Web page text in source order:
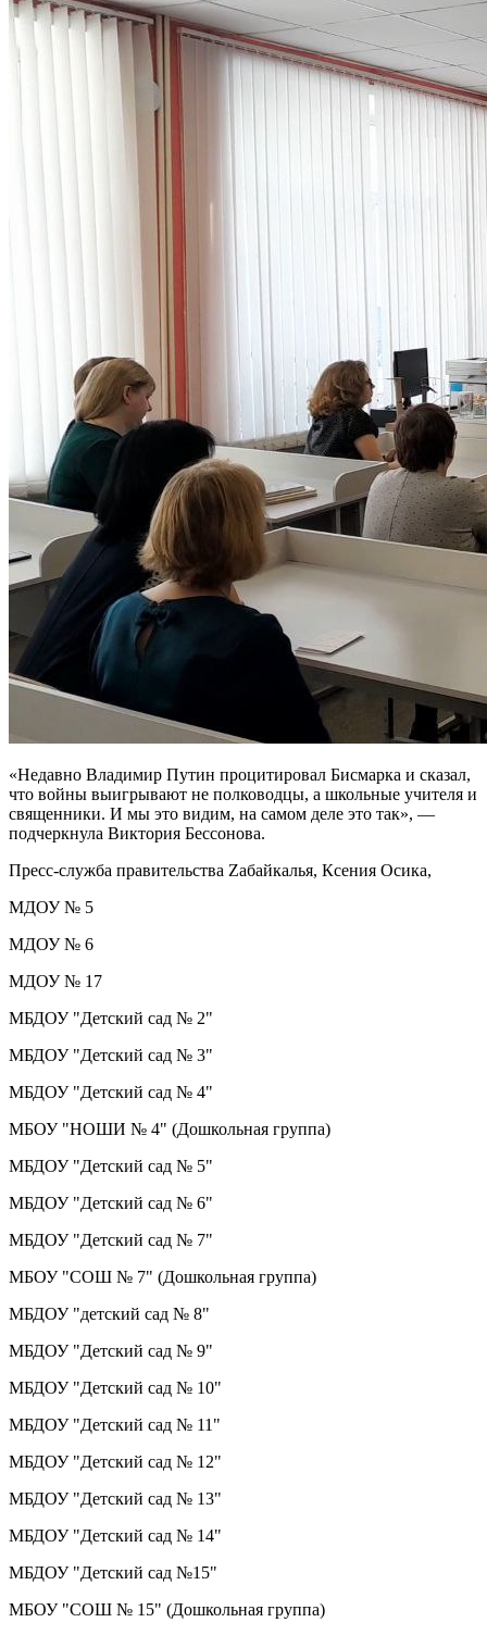
«Недавно Владимир Путин процитировал Бисмарка и сказал,
что войны выигрывают не полководцы, а школьные учителя и
священники. И мы это видим, на самом деле это так», —
подчеркнула Виктория Бессонова.
Пресс-служба правительства Zабайкалья, Ксения Осика,
МДОУ № 5
МДОУ № 6
МДОУ № 17
МБДОУ "Детский сад № 2"
МБДОУ "Детский сад № 3"
МБДОУ "Детский сад № 4"
МБОУ "НОШИ № 4" (Дошкольная группа)
МБДОУ "Детский сад № 5"
МБДОУ "Детский сад № 6"
МБДОУ "Детский сад № 7"
МБОУ "СОШ № 7" (Дошкольная группа)
МБДОУ "детский сад № 8"
МБДОУ "Детский сад № 9"
МБДОУ "Детский сад № 10"
МБДОУ "Детский сад № 11"
МБДОУ "Детский сад № 12"
МБДОУ "Детский сад № 13"
МБДОУ "Детский сад № 14"
МБДОУ "Детский сад №15"
МБОУ "СОШ № 15" (Дошкольная группа)